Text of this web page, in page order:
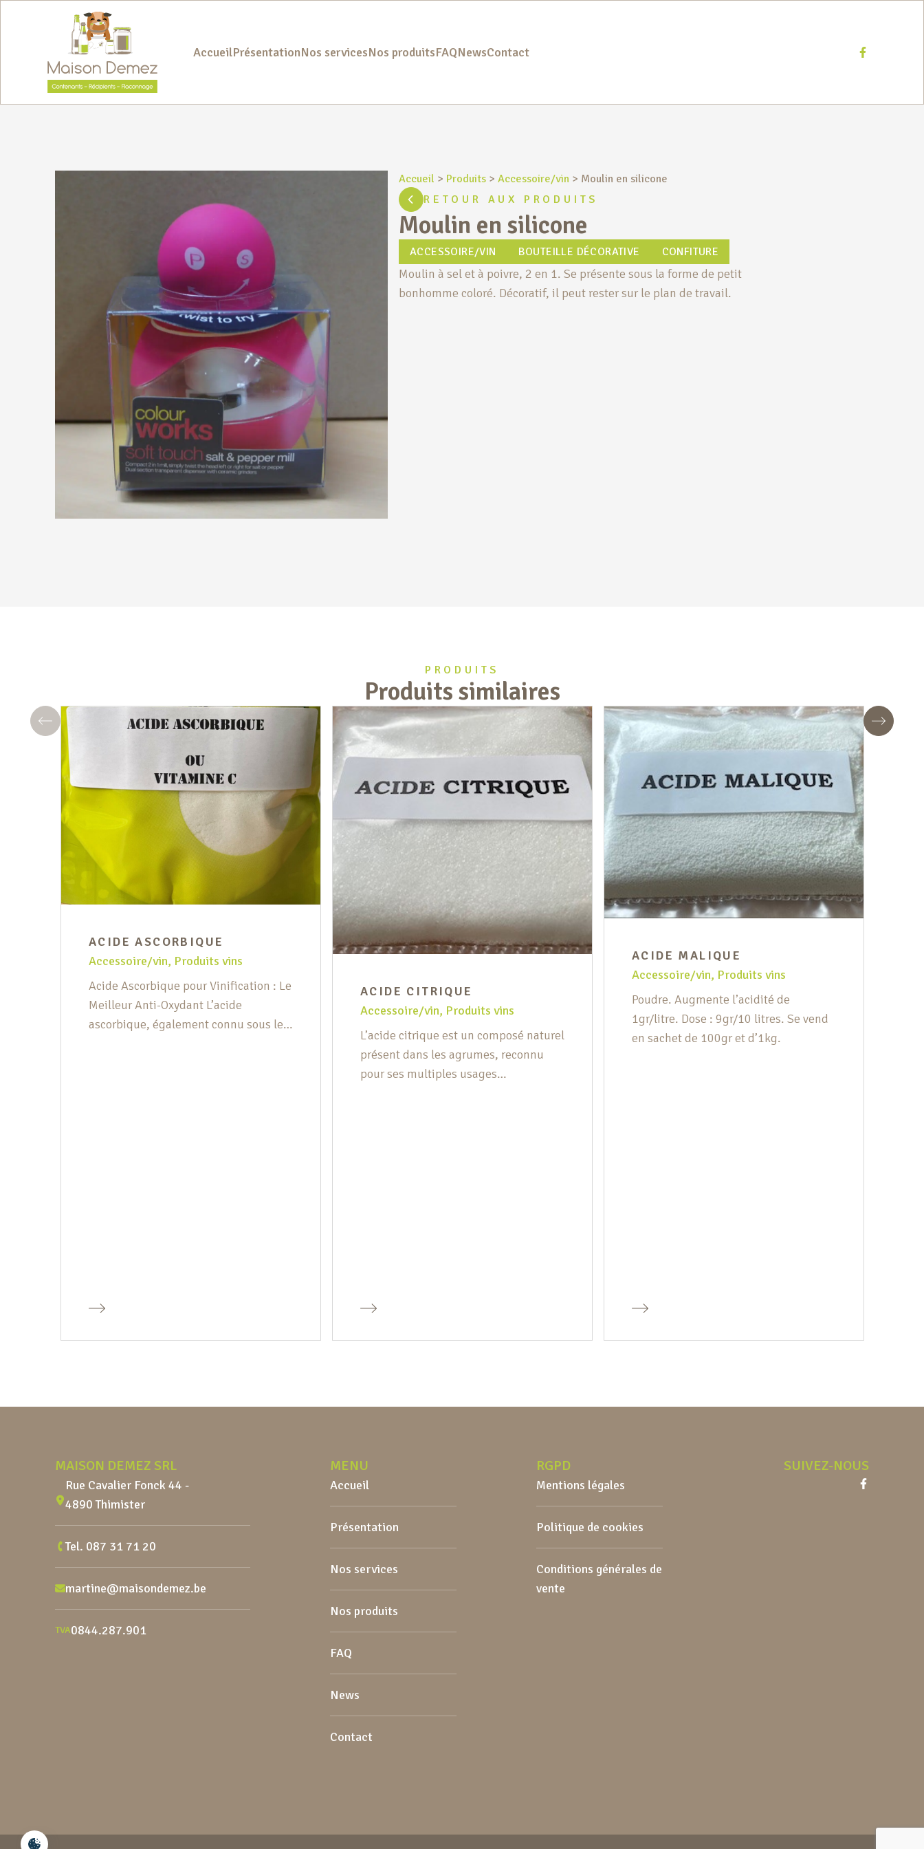
AccueilPrésentationNos servicesNos produitsFAQNewsContact Facebook
Accueil > Produits > Accessoire/vin > Moulin en silicone
RETOUR AUX PRODUITS
Moulin en silicone
ACCESSOIRE/VIN BOUTEILLE DÉCORATIVE CONFITURE
Moulin à sel et à poivre, 2 en 1. Se présente sous la forme de petit
bonhomme coloré. Décoratif, il peut rester sur le plan de travail.
PRODUITS
Produits similaires
Précédent Suivant
ACIDE ASCORBIQUE
Accessoire/vin, Produits vins
Acide Ascorbique pour Vinification : Le
Meilleur Anti-Oxydant L’acide
ascorbique, également connu sous le
ACIDE CITRIQUE
Accessoire/vin, Produits vins
L’acide citrique est un composé naturel
présent dans les agrumes, reconnu
pour ses multiples usages
ACIDE MALIQUE
Accessoire/vin, Produits vins
Poudre. Augmente l’acidité de
1gr/litre. Dose : 9gr/10 litres. Se vend
en sachet de 100gr et d’1kg.
MAISON DEMEZ SRL
Rue Cavalier Fonck 44 -
4890 Thimister
Tel. 087 31 71 20
martine@maisondemez.be
TVA0844.287.901
MENU
Accueil
Présentation
Nos services
Nos produits
FAQ
News
Contact
RGPD
Mentions légales
Politique de cookies
Conditions générales de
vente
SUIVEZ-NOUS
Facebook